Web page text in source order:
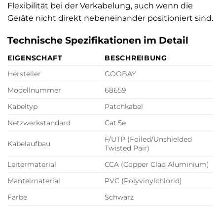
Flexibilität bei der Verkabelung, auch wenn die
Geräte nicht direkt nebeneinander positioniert sind.
Technische Spezifikationen im Detail
EIGENSCHAFT
BESCHREIBUNG
Hersteller
GOOBAY
Modellnummer
68659
Kabeltyp
Patchkabel
Netzwerkstandard
Cat.5e
Kabelaufbau
F/UTP (Foiled/Unshielded
Twisted Pair)
Leitermaterial
CCA (Copper Clad Aluminium)
Mantelmaterial
PVC (Polyvinylchlorid)
Farbe
Schwarz